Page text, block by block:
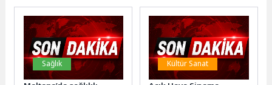
aylarının gelmesiyle daha da
yoğunlaştırdı. Sinek...
sahillerinde temizlik ve
bakım çalışmalarını
yoğunlaştırdı. Sahiller,...
Sağlık Kültür Sanat